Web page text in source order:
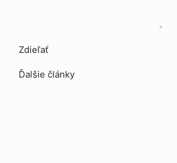
Zdieľať
Ďalšie články